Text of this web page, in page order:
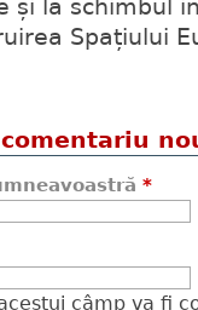
și la schimbul
Spațiului
*
câmp va fi